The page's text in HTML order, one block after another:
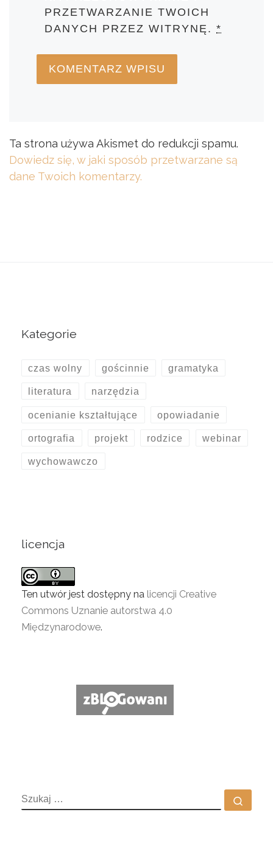
PRZETWARZANIE TWOICH
DANYCH PRZEZ WITRYNĘ.*
Ta strona używa Akismet do redukcji spamu.
Dowiedz się, w jaki sposób przetwarzane są
dane Twoich komentarzy.
Kategorie
czas wolny gościnnie gramatyka
literatura narzędzia
ocenianie kształtujące opowiadanie
ortografia projekt rodzice webinar
wychowawczo
licencja
Ten utwór jest dostępny na licencji Creative
Commons Uznanie autorstwa 4.0
Międzynarodowe.
SZUKAJ